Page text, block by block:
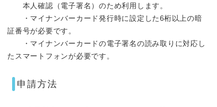
本人確認（電子署名）のため利用します。
・マイナンバーカード発行時に設定した6桁以上の暗
証番号が必要です。
・マイナンバーカードの電子署名の読み取りに対応し
たスマートフォンが必要です。
申請方法